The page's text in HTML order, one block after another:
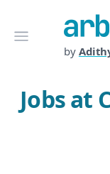
Open menu
by
Jobs at